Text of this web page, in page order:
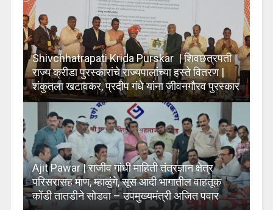
Shivchhatrapati Krida Purskar | शिवछत्रपती
राज्य क्रीडा पुरस्कारांचे राज्यपालांच्या हस्ते वितरण |
शंकुतला खटावकर, प्रदीप गंधे यांना जीवनगौरव पुरस्कार
Ajit Pawar | राजीव गांधी माहिती तंत्रज्ञान क्षेत्र
परिसरासह माण, म्हाळुंगे, सूस आदी भागातील वाहतूक
कोंडी तातडीने सोडवा – उपमुख्यमंत्री अजित पवार